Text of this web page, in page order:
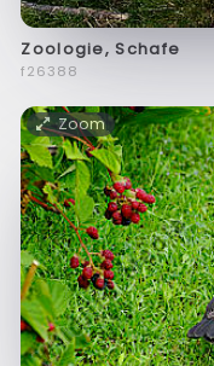
Zoologie, Schafe
f26388
Zoom